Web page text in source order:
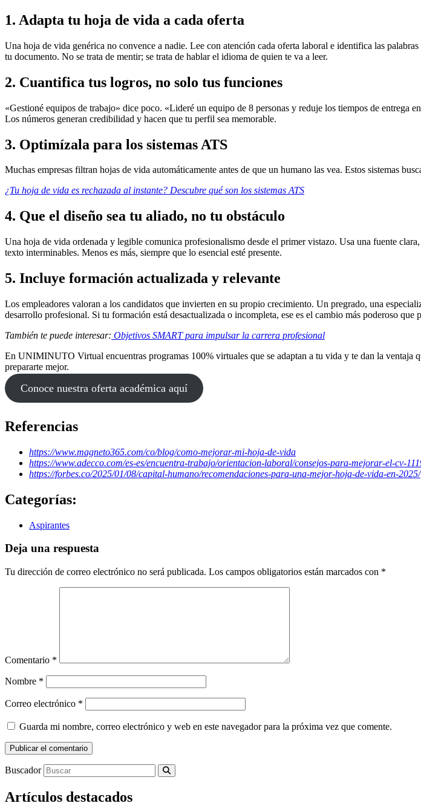
1. Adapta tu hoja de vida a cada oferta
Una hoja de vida genérica no convence a nadie. Lee con atención cada oferta laboral e identifica las
tu documento. No se trata de mentir; se trata de hablar el idioma de quien te va a leer.
2. Cuantifica tus logros, no solo tus funciones
«Gestioné equipos de trabajo» dice poco. «Lideré un equipo de 8 personas y reduje los tiempos de entrega
Los números generan credibilidad y hacen que tu perfil sea memorable.
3. Optimízala para los sistemas ATS
Muchas empresas filtran hojas de vida automáticamente antes de que un humano las vea. Estos sistemas
¿Tu hoja de vida es rechazada al instante? Descubre qué son los sistemas ATS
4. Que el diseño sea tu aliado, no tu obstáculo
Una hoja de vida ordenada y legible comunica profesionalismo desde el primer vistazo. Usa una fuente
texto interminables. Menos es más, siempre que lo esencial esté presente.
5. Incluye formación actualizada y relevante
Los empleadores valoran a los candidatos que invierten en su propio crecimiento. Un pregrado, una
desarrollo profesional. Si tu formación está desactualizada o incompleta, ese es el cambio más poderoso que
También te puede interesar: Objetivos SMART para impulsar la carrera profesional
En UNIMINUTO Virtual encuentras programas 100% virtuales que se adaptan a tu vida y te dan la ventaja
prepararte mejor.
Conoce nuestra oferta académica aquí
Referencias
https://www.magneto365.com/co/blog/como-mejorar-mi-hoja-de-vida
https://www.adecco.com/es-es/encuentra-trabajo/orientacion-laboral/consejos-para-mejorar-el-cv-
https://forbes.co/2025/01/08/capital-humano/recomendaciones-para-una-mejor-hoja-de-vida-en-2025/
Categorías:
Aspirantes
Deja una respuesta
Tu dirección de correo electrónico no será publicada. Los campos obligatorios están marcados con *
Comentario *
Nombre *
Correo electrónico *
Guarda mi nombre, correo electrónico y web en este navegador para la próxima vez que comente.
Buscador
Artículos destacados